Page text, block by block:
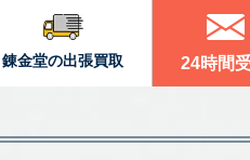
錬金堂の出張買取 24時間